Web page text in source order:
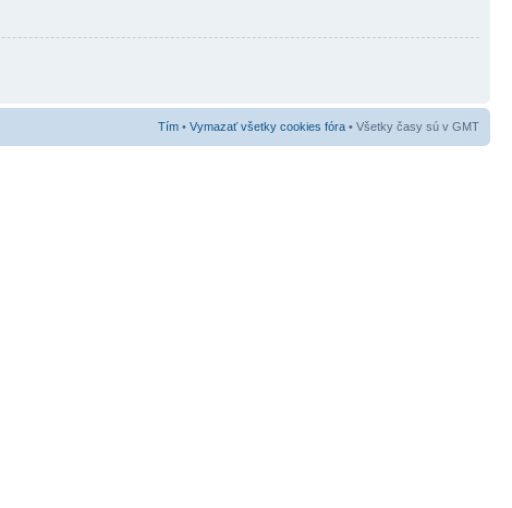
Tím • Vymazať všetky cookies fóra • Všetky časy sú v GMT